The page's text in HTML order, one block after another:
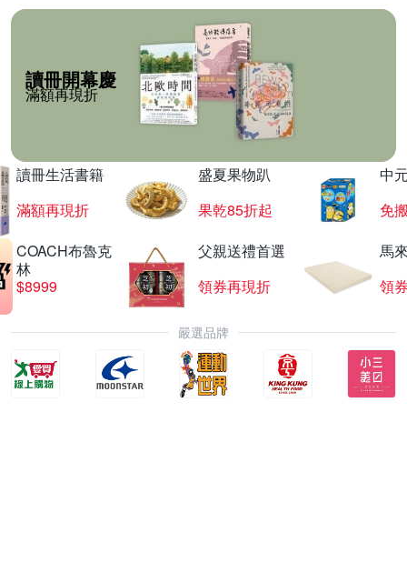
讀冊開幕慶
滿額再現折
讀冊生活書籍
滿額再現折
盛夏果物趴
果乾85折起
中
免
COACH布魯克
林
$8999
父親送禮首選
領券再現折
馬
領
嚴選品牌